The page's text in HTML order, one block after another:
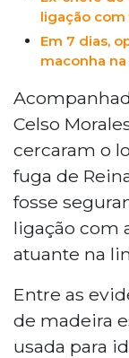
ligação
Em 7 dias,
maconha
Celso
cercaram o
fuga de
fosse
ligação com
atuante na
Entre as
de madeira
usada para